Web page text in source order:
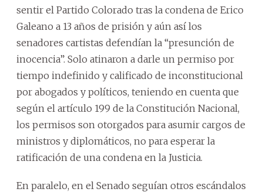
sentir el Partido Colorado tras la condena de Erico
Galeano a 13 años de prisión y aún así los
senadores cartistas defendían la “presunción de
inocencia”. Solo atinaron a darle un permiso por
tiempo indefinido y calificado de inconstitucional
por abogados y políticos, teniendo en cuenta que
según el artículo 199 de la Constitución Nacional,
los permisos son otorgados para asumir cargos de
ministros y diplomáticos, no para esperar la
ratificación de una condena en la Justicia.
En paralelo, en el Senado seguían otros escándalos